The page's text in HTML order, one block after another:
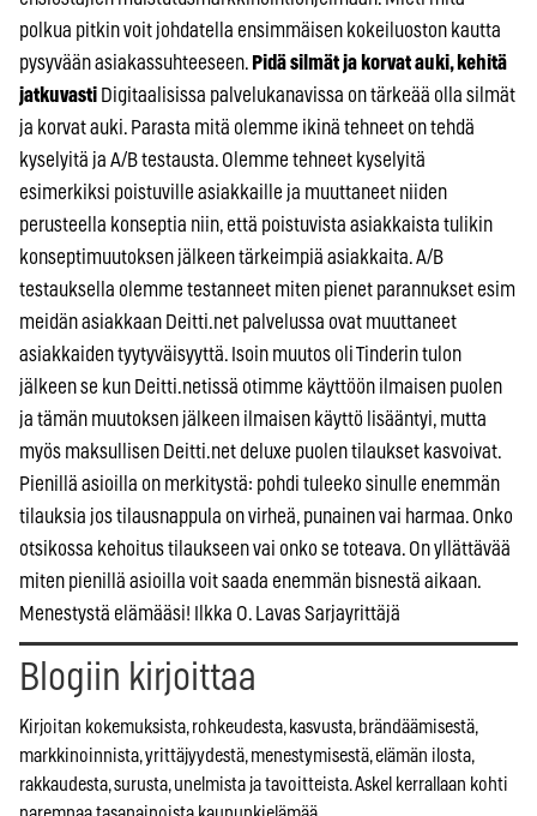
polkua pitkin voit johdatella ensimmäisen kokeiluoston kautta
pysyvään asiakassuhteeseen. Pidä silmät ja korvat auki, kehitä
jatkuvasti Digitaalisissa palvelukanavissa on tärkeää olla silmät
ja korvat auki. Parasta mitä olemme ikinä tehneet on tehdä
kyselyitä ja A/B testausta. Olemme tehneet kyselyitä
esimerkiksi poistuville asiakkaille ja muuttaneet niiden
perusteella konseptia niin, että poistuvista asiakkaista tulikin
konseptimuutoksen jälkeen tärkeimpiä asiakkaita. A/B
testauksella olemme testanneet miten pienet parannukset esim
meidän asiakkaan Deitti.net palvelussa ovat muuttaneet
asiakkaiden tyytyväisyyttä. Isoin muutos oli Tinderin tulon
jälkeen se kun Deitti.netissä otimme käyttöön ilmaisen puolen
ja tämän muutoksen jälkeen ilmaisen käyttö lisääntyi, mutta
myös maksullisen Deitti.net deluxe puolen tilaukset kasvoivat.
Pienillä asioilla on merkitystä: pohdi tuleeko sinulle enemmän
tilauksia jos tilausnappula on virheä, punainen vai harmaa. Onko
otsikossa kehoitus tilaukseen vai onko se toteava. On yllättävää
miten pienillä asioilla voit saada enemmän bisnestä aikaan.
Menestystä elämääsi! Ilkka O. Lavas Sarjayrittäjä
Blogiin kirjoittaa
Kirjoitan kokemuksista, rohkeudesta, kasvusta, brändäämisestä,
markkinoinnista, yrittäjyydestä, menestymisestä, elämän ilosta,
rakkaudesta, surusta, unelmista ja tavoitteista. Askel kerrallaan kohti